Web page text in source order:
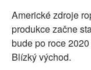
Americké zdroje
produkce začne
bude po roce
Blízký východ.